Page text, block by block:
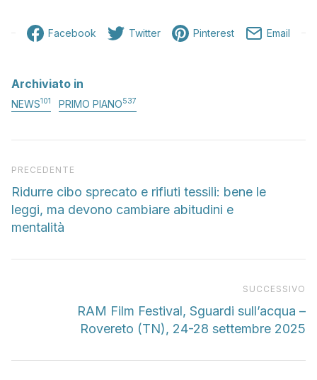
Facebook Twitter Pinterest Email
Archiviato in
NEWS101 PRIMO PIANO537
Articolo precedente
PRECEDENTE
Ridurre cibo sprecato e rifiuti tessili: bene le
leggi, ma devono cambiare abitudini e
mentalità
SUCCESSIVO
RAM Film Festival, Sguardi sull’acqua –
Rovereto (TN), 24-28 settembre 2025